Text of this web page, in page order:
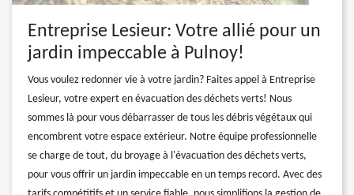
Entreprise Lesieur: Votre allié pour un
jardin impeccable à Pulnoy!
Vous voulez redonner vie à votre jardin? Faites appel à Entreprise
Lesieur, votre expert en évacuation des déchets verts! Nous
sommes là pour vous débarrasser de tous les débris végétaux qui
encombrent votre espace extérieur. Notre équipe professionnelle
se charge de tout, du broyage à l'évacuation des déchets verts,
pour vous offrir un jardin impeccable en un temps record. Avec des